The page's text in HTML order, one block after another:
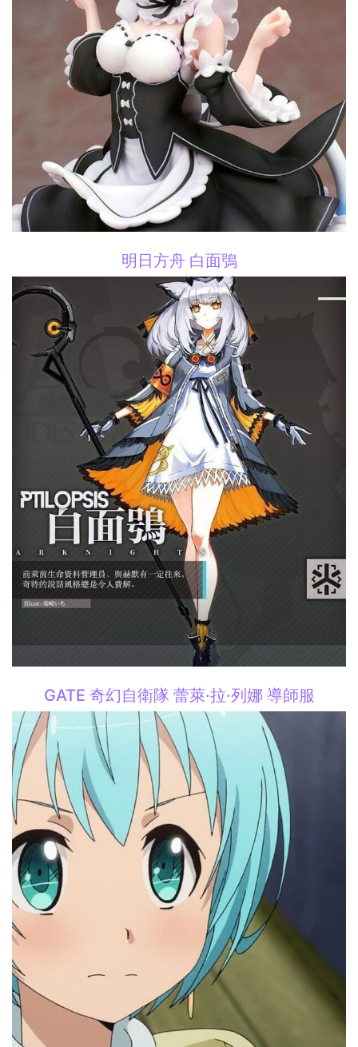
明日方舟 白面鴞
GATE 奇幻自衛隊 蕾萊·拉·列娜 導師服